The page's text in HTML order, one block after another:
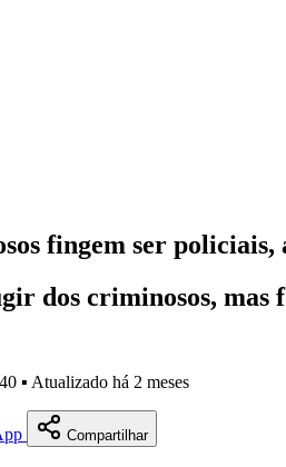
fingem ser policiais,
dos criminosos, mas
▪ Atualizado há 2 meses
Compartilhar